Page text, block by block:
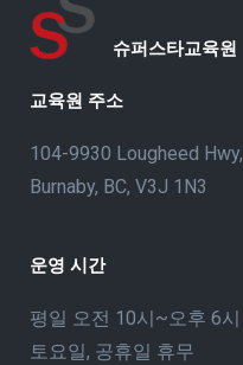
슈퍼스타교육원
교육원 주소
104-9930 Lougheed Hwy,
Burnaby, BC, V3J 1N3
운영 시간
평일 오전 10시~오후 6시
토요일, 공휴일 휴무